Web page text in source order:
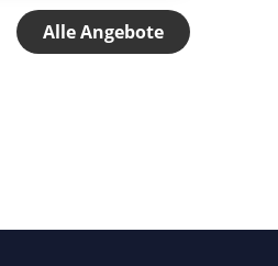
Alle Angebote